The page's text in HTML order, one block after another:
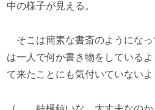
中の様子が見える。
そこは簡素な書斎のようになっ
は一人で何か書き物をしている
て来たことにも気付いていないよ